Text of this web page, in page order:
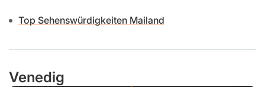
Top Sehenswürdigkeiten Mailand
Venedig